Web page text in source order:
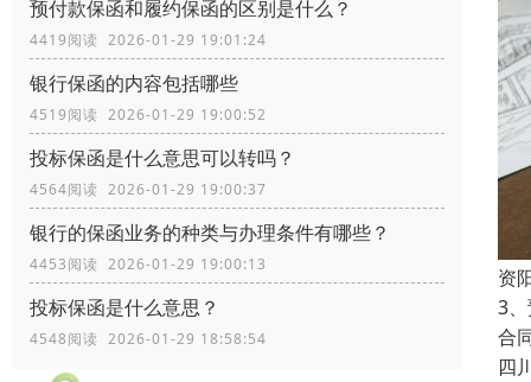
预付款保函和履约保函的区别是什么？
4419阅读 2026-01-29 19:01:24
银行保函的内容包括哪些
4519阅读 2026-01-29 19:00:52
投标保函是什么意思可以转吗？
4564阅读 2026-01-29 19:00:37
银行的保函业务的种类与办理条件有哪些？
4453阅读 2026-01-29 19:00:13
投标保函是什么意思？
4548阅读 2026-01-29 18:58:54
资
3
合
四